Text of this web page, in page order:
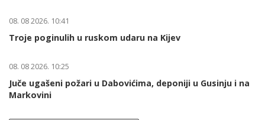
08. 08 2026. 10:41
Troje poginulih u ruskom udaru na Kijev
08. 08 2026. 10:25
Juče ugašeni požari u Dabovićima, deponiji u Gusinju i na
Markovini